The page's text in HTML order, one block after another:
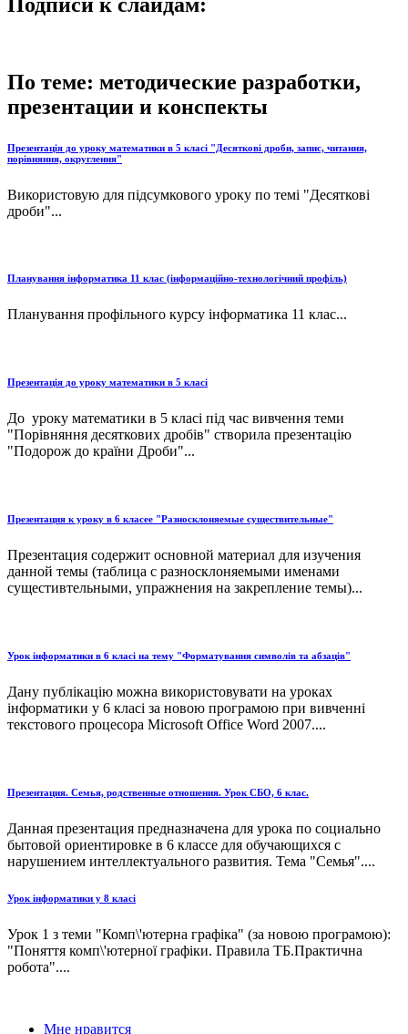
По теме: методические разработки,
презентации и конспекты
Презентація до уроку математики в 5 класі "Десяткові дроби, запис, читання,
порівняння, округлення"
Використовую для підсумкового уроку по темі "Десяткові
дроби"...
Планування інформатика 11 клас (інформаційно-технологічний профіль)
Планування профільного курсу інформатика 11 клас...
Презентація до уроку математики в 5 класі
До уроку математики в 5 класі під час вивчення теми
"Порівняння десяткових дробів" створила презентацію
"Подорож до країни Дроби"...
Презентация к уроку в 6 класее "Разносклоняемые существительные"
Презентация содержит основной материал для изучения
данной темы (таблица с разносклоняемыми именами
сущестивтельными, упражнения на закрепление темы)...
Урок інформатики в 6 класі на тему "Форматування символів та абзаців"
Дану публікацію можна використовувати на уроках
інформатики у 6 класі за новою програмою при вивченні
текстового процесора Microsoft Office Word 2007....
Презентация. Семья, родственные отношения. Урок СБО, 6 клас.
Данная презентация предназначена для урока по социально
бытовой ориентировке в 6 классе для обучающихся с
нарушением интеллектуального развития. Тема "Семья"....
Урок інформатики у 8 класі
Урок 1 з теми "Комп\'ютерна графіка" (за новою програмою):
"Поняття комп\'ютерної графіки. Правила ТБ.Практична
робота"....
Мне нравится